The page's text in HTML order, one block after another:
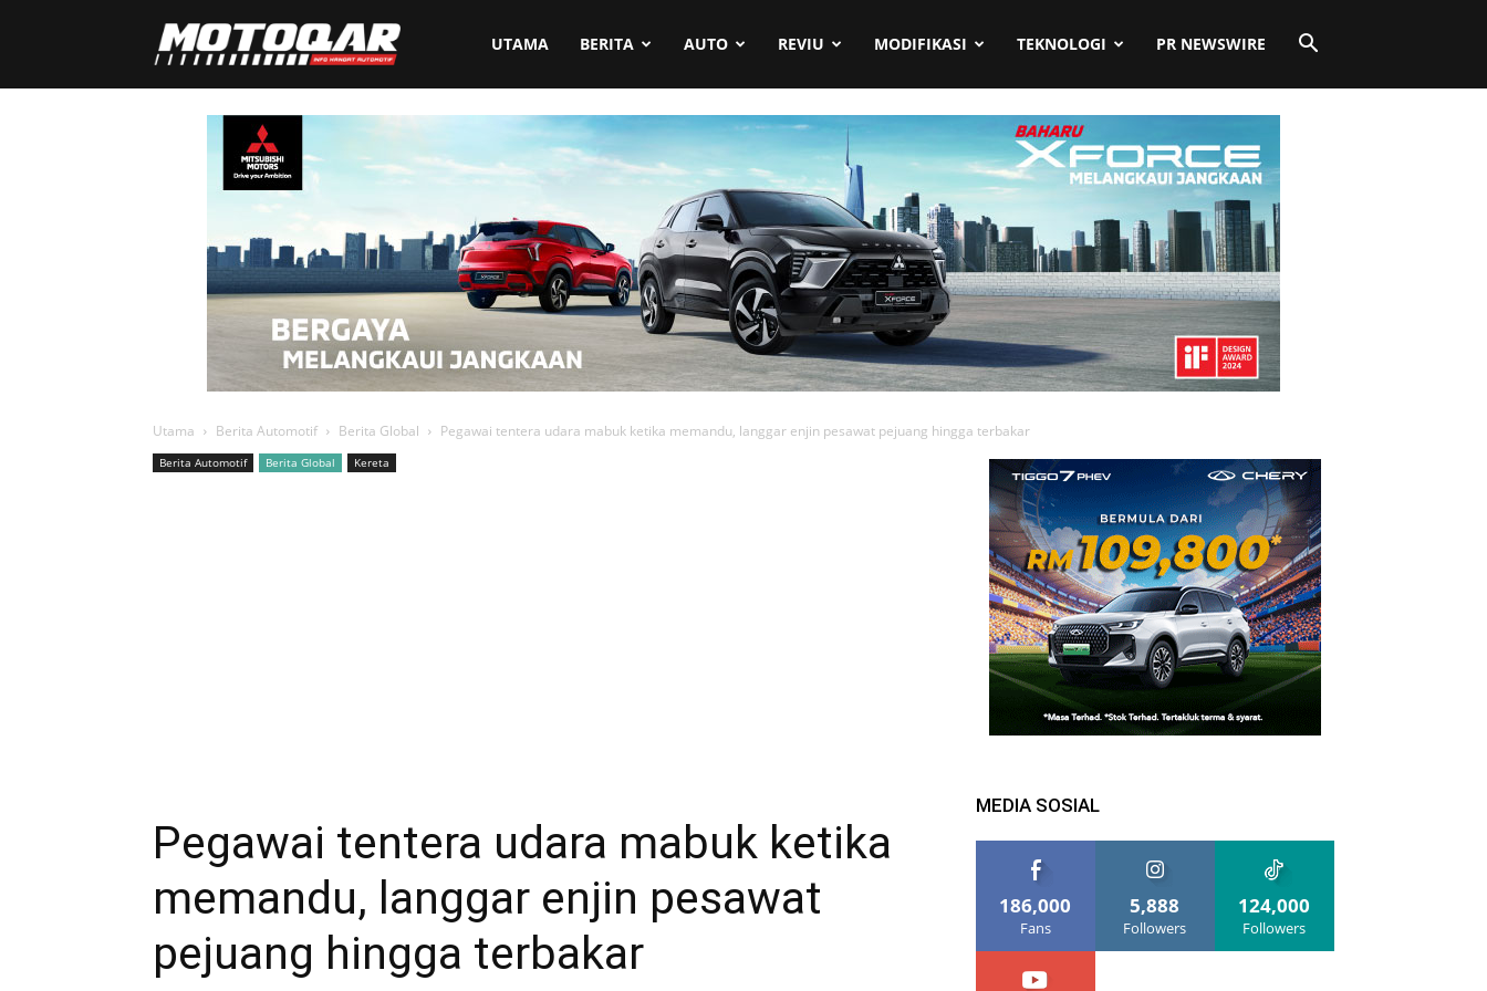
Motoqar UTAMA BERITA AUTO REVIU MODIFIKASI TEKNOLOGI PR NEWSWIRE
Utama Berita Automotif Berita Global Pegawai tentera udara mabuk ketika memandu, langgar enjin pesawat pejuang hingga terbakar
Berita Automotif Berita Global Kereta
Pegawai tentera udara mabuk ketika
memandu, langgar enjin pesawat
pejuang hingga terbakar
MEDIA SOSIAL
186,000
Fans
5,888
Followers
124,000
Followers